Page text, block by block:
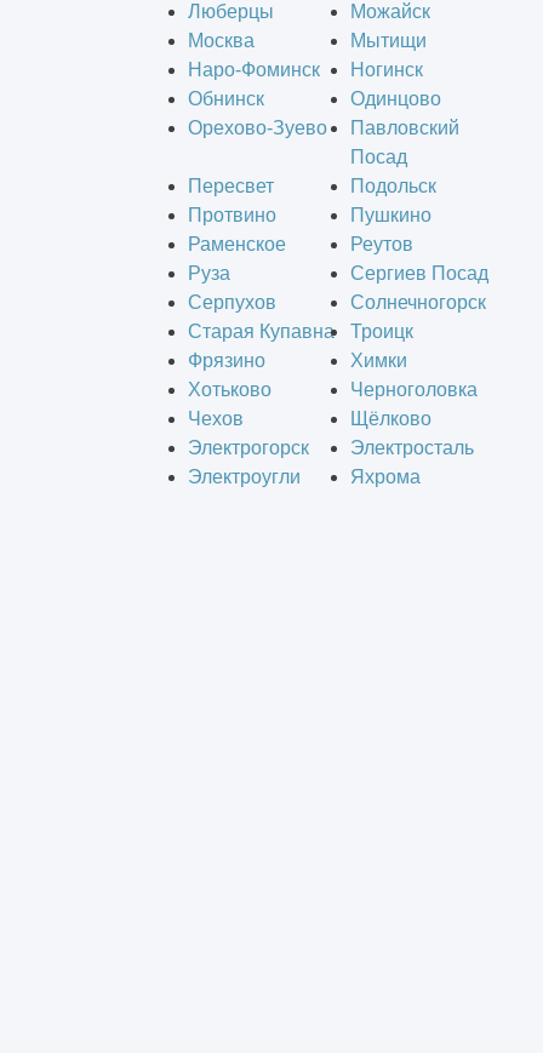
Люберцы
Можайск
Москва
Мытищи
Наро-Фоминск
Ногинск
Обнинск
Одинцово
Орехово-Зуево
Павловский
Посад
Пересвет
Подольск
Протвино
Пушкино
Раменское
Реутов
Руза
Сергиев Посад
Серпухов
Солнечногорск
Старая Купавна
Троицк
Фрязино
Химки
Хотьково
Черноголовка
Чехов
Щёлково
Электрогорск
Электросталь
Электроугли
Яхрома